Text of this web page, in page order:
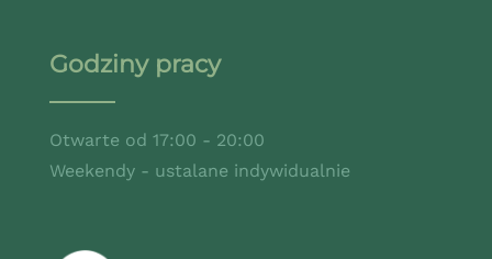
Godziny pracy
Otwarte od 17:00 - 20:00
Weekendy - ustalane indywidualnie